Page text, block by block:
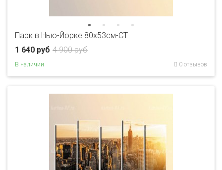
Парк в Нью-Йорке 80x53см-CT
4 900 руб
1 640 руб
В наличии 0 отзывов